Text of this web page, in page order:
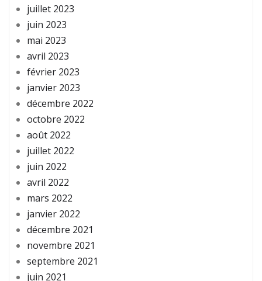
juillet 2023
juin 2023
mai 2023
avril 2023
février 2023
janvier 2023
décembre 2022
octobre 2022
août 2022
juillet 2022
juin 2022
avril 2022
mars 2022
janvier 2022
décembre 2021
novembre 2021
septembre 2021
juin 2021